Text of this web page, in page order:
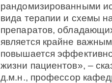
рандомизированными
вида терапии и схемы
препаратов,
является крайне
повышается
жизни пациентов», –
д.м.н., профессор